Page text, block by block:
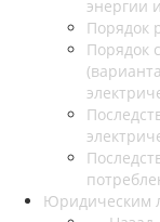
энергии
Порядок
Порядок
Юридическим